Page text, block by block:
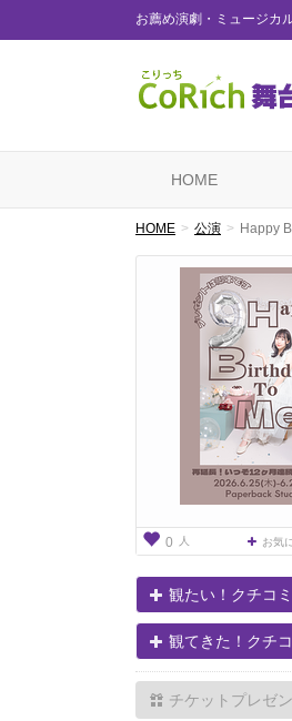
お薦め演劇・ミュージカ
HOME
HOME 公演 Happy
0 人 お気
観たい！クチコ
観てきた！クチ
チケットプレゼ